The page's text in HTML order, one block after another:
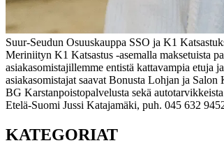
Suur-Seudun Osuuskauppa SSO ja K1
Meriniityn K1 Katsastus -asemalla maksetuista
asiakasomistajillemme entistä kattavampia etuja
asiakasomistajat saavat Bonusta Lohjan ja
BG Karstanpoistopalvelusta sekä
Etelä-Suomi Jussi Katajamäki, puh. 045 632
KATEGORIAT